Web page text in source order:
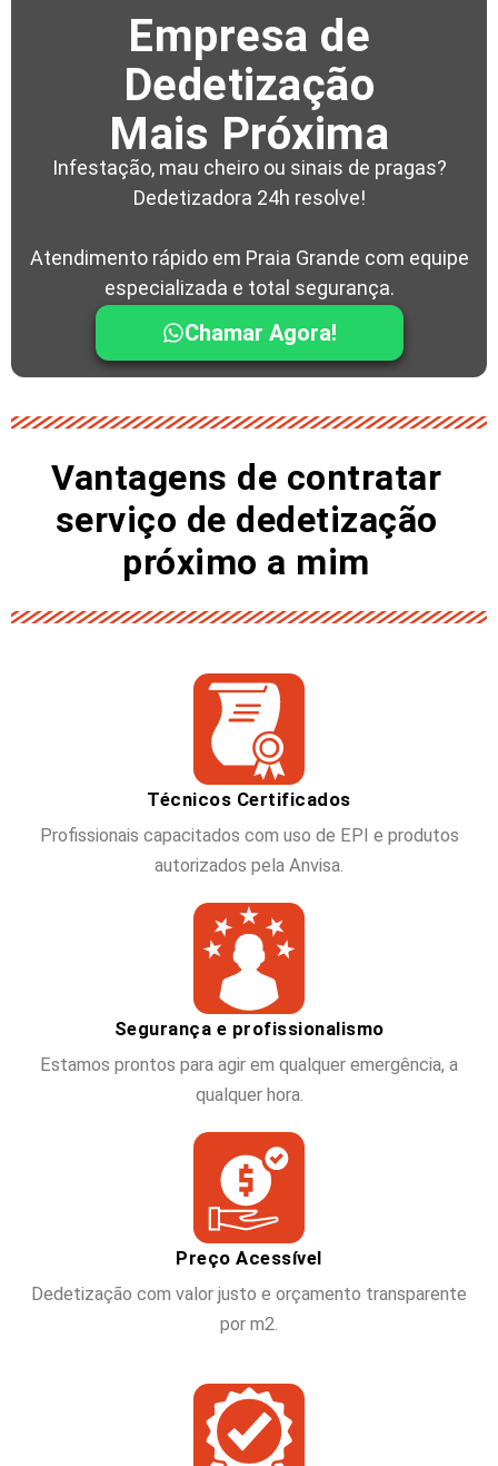
Empresa de
Dedetização
Mais Próxima
Infestação, mau cheiro ou sinais de pragas?
Dedetizadora 24h resolve!
Atendimento rápido em Praia Grande com equipe
especializada e total segurança.
Chamar Agora!
Vantagens de contratar
serviço de dedetização
próximo a mim
Técnicos Certificados
Profissionais capacitados com uso de EPI e produtos
autorizados pela Anvisa.
Segurança e profissionalismo
Estamos prontos para agir em qualquer emergência, a
qualquer hora.
Preço Acessível
Dedetização com valor justo e orçamento transparente
por m2.